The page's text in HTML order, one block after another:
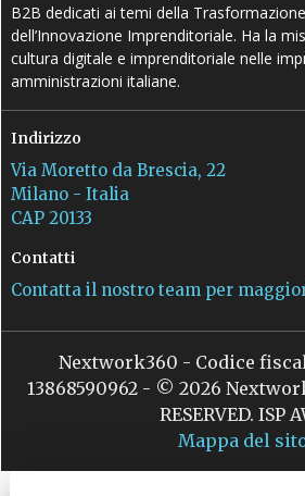
B2B dedicati ai temi della
dell’Innovazione Imprenditoriale. Ha la
cultura digitale e imprenditoriale nelle
amministrazioni italiane.
Indirizzo
Via Moretto da Brescia, 22
Milano - Italia
CAP 20133
Contatti
Contatta il nostro team per
Nextwork360 - Codice
13868590962 - © 2026
RESERVED. ISP
Mappa del